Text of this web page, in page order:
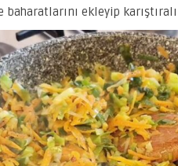
ekleyip